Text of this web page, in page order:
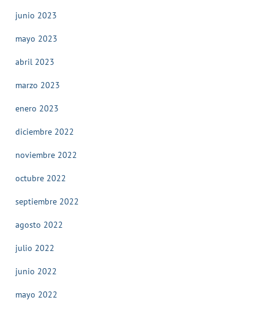
junio 2023
mayo 2023
abril 2023
marzo 2023
enero 2023
diciembre 2022
noviembre 2022
octubre 2022
septiembre 2022
agosto 2022
julio 2022
junio 2022
mayo 2022